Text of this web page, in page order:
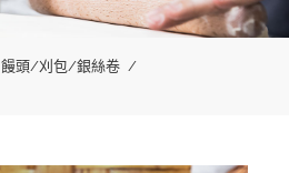
饅頭/刈包/銀絲卷